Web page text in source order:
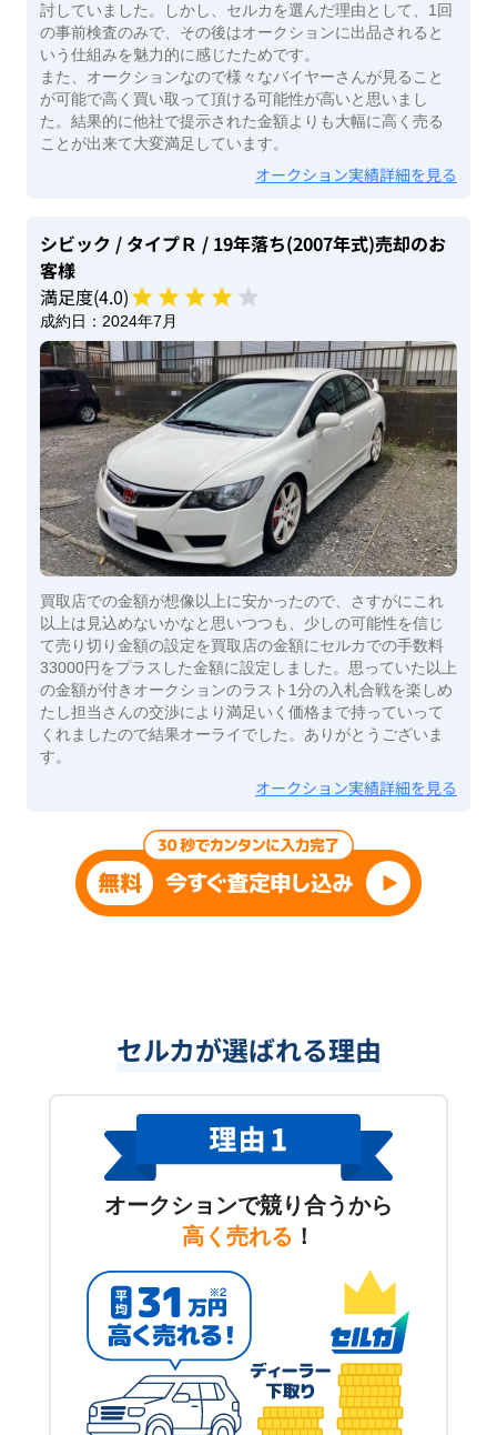
討していました。しかし、セルカを選んだ理由として、1回
の事前検査のみで、その後はオークションに出品されると
いう仕組みを魅力的に感じたためです。
また、オークションなので様々なバイヤーさんが見ること
が可能で高く買い取って頂ける可能性が高いと思いまし
た。結果的に他社で提示された金額よりも大幅に高く売る
ことが出来て大変満足しています。
オークション実績詳細を見る
シビック / タイプＲ / 19年落ち(2007年式)売却のお
客様
満足度(4.0)
成約日： 2024年7月
買取店での金額が想像以上に安かったので、さすがにこれ
以上は見込めないかなと思いつつも、少しの可能性を信じ
て売り切り金額の設定を買取店の金額にセルカでの手数料
33000円をプラスした金額に設定しました。思っていた以上
の金額が付きオークションのラスト1分の入札合戦を楽しめ
たし担当さんの交渉により満足いく価格まで持っていって
くれましたので結果オーライでした。ありがとうございま
す。
オークション実績詳細を見る
セルカが選ばれる理由
オークションで競り合うから
高く売れる ！